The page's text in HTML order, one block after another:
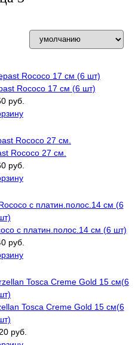
Rococo 17 см (6 шт)
руб.
Rococo 27 см.
руб.
с платин.полос.14 см (6 шт)
руб.
Tosca Creme Gold 15 см(6
руб.